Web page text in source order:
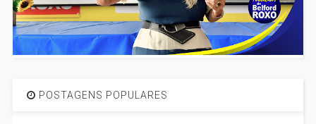
POSTAGENS POPULARES